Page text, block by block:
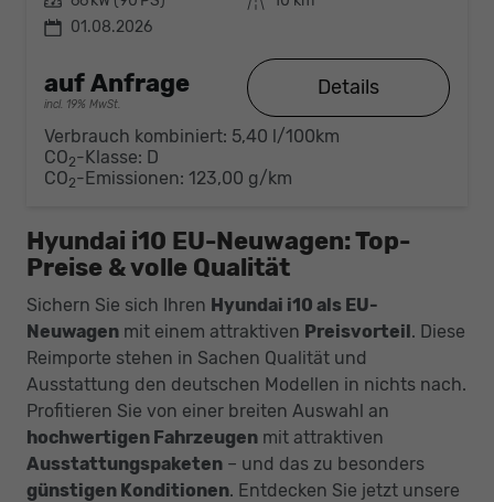
01.08.2026
auf Anfrage
incl. 19% MwSt.
Details
Verbrauch kombiniert: 5,40 l/100km
CO2-Klasse: D
CO2-Emissionen: 123,00 g/km
Hyundai i10 EU-Neuwagen: Top-
Preise & volle Qualität
Sichern Sie sich Ihren Hyundai i10 als EU-
Neuwagen mit einem attraktiven Preisvorteil. Diese
Reimporte stehen in Sachen Qualität und
Ausstattung den deutschen Modellen in nichts nach.
Profitieren Sie von einer breiten Auswahl an
hochwertigen Fahrzeugen mit attraktiven
Ausstattungspaketen – und das zu besonders
günstigen Konditionen. Entdecken Sie jetzt unsere